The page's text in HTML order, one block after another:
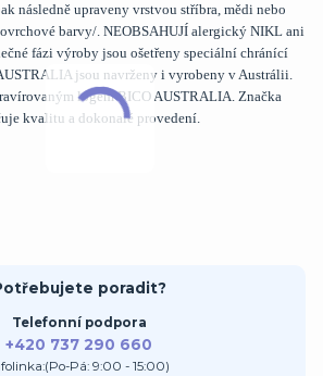
následně upraveny vrstvou stříbra, mědi nebo
barvy/. NEOBSAHUJÍ alergický NIKL ani
fázi výroby jsou ošetřeny speciální chránící
jsou navrženy i vyrobeny v Austrálii.
logem BICO AUSTRALIA. Značka
kvalitu a dokonalé provedení.
poradit?
Telefonní podpora
+420 737 290 660
Pá: 9:00 - 15:00)